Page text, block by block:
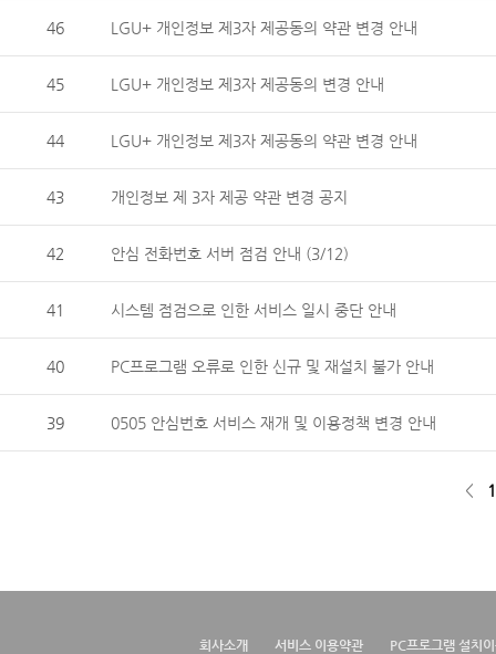
46 LGU+ 개인정보 제3자 제공동의 약관 변경 안내
45 LGU+ 개인정보 제3자 제공동의 변경 안내
44 LGU+ 개인정보 제3자 제공동의 약관 변경 안내
43 개인정보 제 3자 제공 약관 변경 공지
42 안심 전화번호 서버 점검 안내 (3/12)
41 시스템 점검으로 인한 서비스 일시 중단 안내
40 PC프로그램 오류로 인한 신규 및 재설치 불가 안내
39 0505 안심번호 서비스 재개 및 이용정책 변경 안내
< 1
회사소개 서비스 이용약관 PC프로그램 설치